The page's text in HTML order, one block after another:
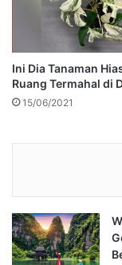
Ini Dia Tanaman
Ruang Termahal di
15/06/2021